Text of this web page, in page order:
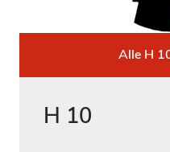
Alle H
H 10